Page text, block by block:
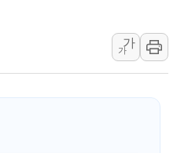
김정관 장관 "영업이익 N% 성과급
뉴욕증시 프리뷰, 미 주가선물 AI주 차
가
가